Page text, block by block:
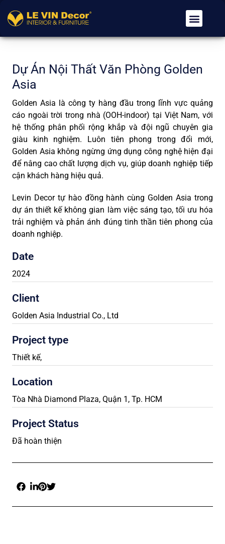
Dự Án Nội Thất Văn Phòng Golden
Asia
Golden Asia là công ty hàng đầu trong lĩnh vực quảng
cáo ngoài trời trong nhà (OOH-indoor) tại Việt Nam, với
hệ thống phân phối rộng khắp và đội ngũ chuyên gia
giàu kinh nghiệm. Luôn tiên phong trong đổi mới,
Golden Asia không ngừng ứng dụng công nghệ hiện đại
để nâng cao chất lượng dịch vụ, giúp doanh nghiệp tiếp
cận khách hàng hiệu quả.
Levin Decor tự hào đồng hành cùng Golden Asia trong
dự án thiết kế không gian làm việc sáng tạo, tối ưu hóa
trải nghiệm và phản ánh đúng tinh thần tiên phong của
doanh nghiệp.
Date
2024
Client
Golden Asia Industrial Co., Ltd
Project type
Thiết kế,
Location
Tòa Nhà Diamond Plaza, Quận 1, Tp. HCM
Project Status
Đã hoàn thiện